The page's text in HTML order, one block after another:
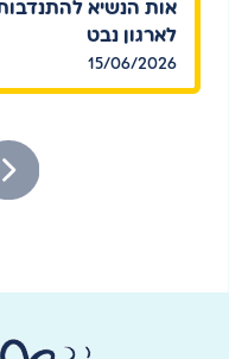
אות הנשיא
לארגון נבט
15/06/2026